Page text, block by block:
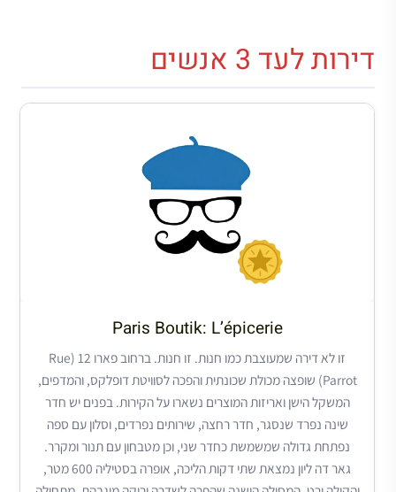
דירות לעד 3 אנשים
Paris Boutik: L’épicerie
זו לא דירה שמעוצבת כמו חנות. זו חנות. ברחוב פארו 12 (Rue
Parrot) שופצה מכולת שכונתית והפכה לסוויטת דופלקס, והמדפים,
המשקל הישן ואריזות המוצרים נשארו על הקירות. בפנים יש חדר
שינה נפרד שנסגר, חדר רחצה, שירותים נפרדים, וסלון עם ספה
נפתחת גדולה שמשמשת כחדר שני, וכן מטבחון עם תנור ומקרר.
גאר דה ליון נמצאת שתי דקות הליכה, אופרה בסטיליה 600 מטר,